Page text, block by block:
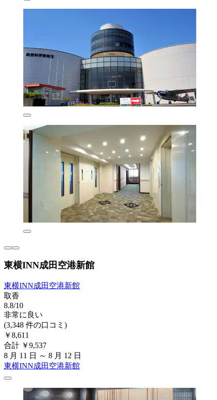
東横INN成田空港新館
東横INN成田空港新館
取香
8.8/10
非常に良い
(3,348 件の口コミ)
￥8,611
合計 ￥9,537
8 月 11 日 ～ 8 月 12 日
東横INN成田空港新館